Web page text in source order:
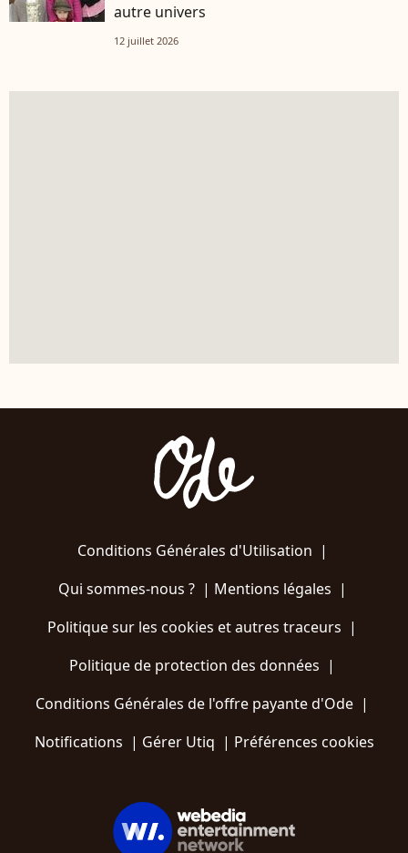
autre univers
12 juillet 2026
Conditions Générales d'Utilisation |
Qui sommes-nous ?| Mentions légales |
Politique sur les cookies et autres traceurs |
Politique de protection des données |
Conditions Générales de l'offre payante d'Ode |
Notifications | Gérer Utiq | Préférences cookies